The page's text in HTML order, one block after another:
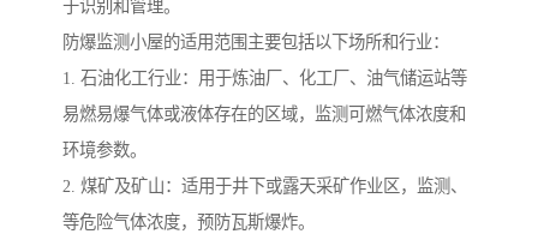
于识别和管理。
防爆监测小屋的适用范围主要包括以下场所和行业：
1. 石油化工行业：用于炼油厂、化工厂、油气储运站等
易燃易爆气体或液体存在的区域，监测可燃气体浓度和
环境参数。
2. 煤矿及矿山：适用于井下或露天采矿作业区，监测、
等危险气体浓度，预防瓦斯爆炸。